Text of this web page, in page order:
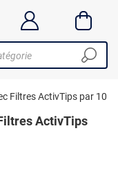
Filtres ActivTips par 10
ActivTips